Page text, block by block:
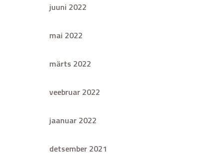
juuni 2022
mai 2022
märts 2022
veebruar 2022
jaanuar 2022
detsember 2021